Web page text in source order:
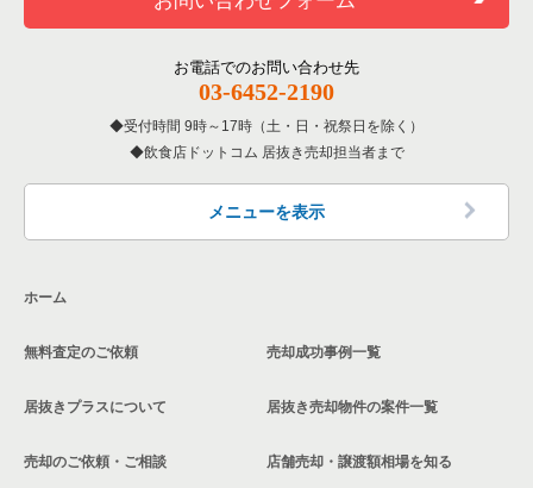
洋食の居抜き売却物件の案件一覧
その他の居抜き売却物件の案件一覧
柏市の飲食店の居抜き売却物件の案件一覧
館山市の飲食店の居抜き売却物件の案件一覧
千葉市花見川区の飲食店の居抜き売却物件の案件一覧
我孫子市の飲食店の居抜き売却物件の案件一覧
千葉市稲毛区の飲食店の居抜き売却物件の案件一覧
流山市の飲食店の居抜き売却物件の案件一覧
千葉市緑区の飲食店の居抜き売却物件の案件一覧
千葉県の居酒屋・ダイニングバーの居抜き売却物件の案件一覧
千葉県の和食の居抜き売却物件の案件一覧
千葉県の洋食の居抜き売却物件の案件一覧
千葉県のその他の居抜き売却物件の案件一覧
お電話でのお問い合わせ先
03-6452-2190
受付時間 9時～17時（土・日・祝祭日を除く）
飲食店ドットコム 居抜き売却担当者まで
メニューを表示
ホーム
無料査定のご依頼
居抜きプラスについて
売却のご依頼・ご相談
売却成功事例一覧
居抜き売却物件の案件一覧
店舗売却・譲渡額相場を知る